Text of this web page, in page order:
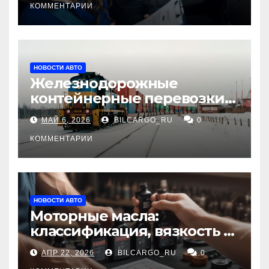
КОММЕНТАРИИ
НОВОСТИ АВТО
Железнодорожные
контейнерные перевозки
из Китая в Россию:
маршруты, сроки и
требования
МАЙ 6, 2026 BILCARGO_RU 0
КОММЕНТАРИИ
НОВОСТИ АВТО
Моторные масла:
классификация, вязкость и
рекомендации по выбору
для различных типов
АПР 22, 2026 BILCARGO_RU 0